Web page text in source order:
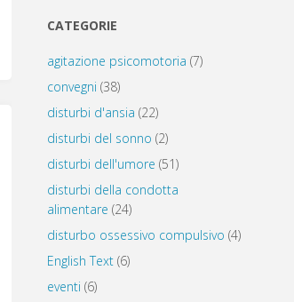
CATEGORIE
agitazione psicomotoria (7)
convegni (38)
disturbi d'ansia (22)
disturbi del sonno (2)
disturbi dell'umore (51)
disturbi della condotta
alimentare (24)
disturbo ossessivo compulsivo (4)
English Text (6)
eventi (6)